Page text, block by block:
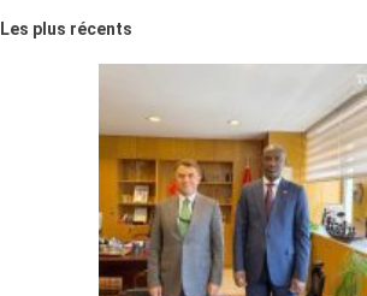
Les plus récents